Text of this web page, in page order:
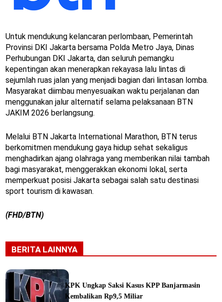
Untuk mendukung kelancaran perlombaan, Pemerintah
Provinsi DKI Jakarta bersama Polda Metro Jaya, Dinas
Perhubungan DKI Jakarta, dan seluruh pemangku
kepentingan akan menerapkan rekayasa lalu lintas di
sejumlah ruas jalan yang menjadi bagian dari lintasan lomba.
Masyarakat diimbau menyesuaikan waktu perjalanan dan
menggunakan jalur alternatif selama pelaksanaan BTN
JAKIM 2026 berlangsung.
Melalui BTN Jakarta International Marathon, BTN terus
berkomitmen mendukung gaya hidup sehat sekaligus
menghadirkan ajang olahraga yang memberikan nilai tambah
bagi masyarakat, menggerakkan ekonomi lokal, serta
memperkuat posisi Jakarta sebagai salah satu destinasi
sport tourism di kawasan.
(FHD/BTN)
BERITA LAINNYA
KPK Ungkap Saksi Kasus KPP Banjarmasin
Kembalikan Rp9,5 Miliar